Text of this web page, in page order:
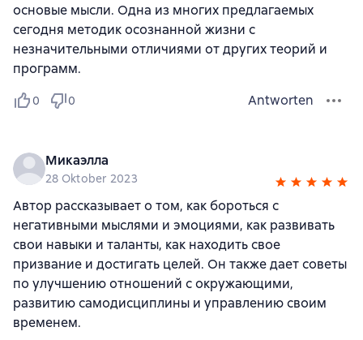
основые мысли. Одна из многих предлагаемых
сегодня методик осознанной жизни с
незначительными отличиями от других теорий и
программ.
0 0 Antworten
Микаэлла
28 Oktober 2023
Автор рассказывает о том, как бороться с
негативными мыслями и эмоциями, как развивать
свои навыки и таланты, как находить свое
призвание и достигать целей. Он также дает советы
по улучшению отношений с окружающими,
развитию самодисциплины и управлению своим
временем.